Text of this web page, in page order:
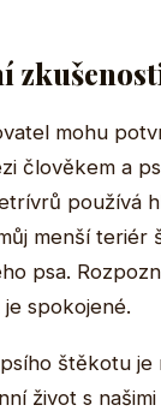
mohu
člověkem a
používá
menší
psa.
spokojené.
štěkotu
život s